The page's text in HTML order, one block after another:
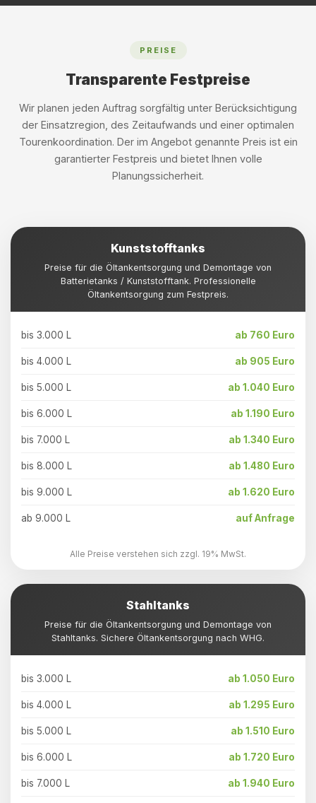
PREISE
Transparente Festpreise
Wir planen jeden Auftrag sorgfältig unter Berücksichtigung
der Einsatzregion, des Zeitaufwands und einer optimalen
Tourenkoordination. Der im Angebot genannte Preis ist ein
garantierter Festpreis und bietet Ihnen volle
Planungssicherheit.
Kunststofftanks
Preise für die Öltankentsorgung und Demontage von
Batterietanks / Kunststofftank. Professionelle
Öltankentsorgung zum Festpreis.
bis 3.000 L ab 760 Euro
bis 4.000 L ab 905 Euro
bis 5.000 L ab 1.040 Euro
bis 6.000 L ab 1.190 Euro
bis 7.000 L ab 1.340 Euro
bis 8.000 L ab 1.480 Euro
bis 9.000 L ab 1.620 Euro
ab 9.000 L auf Anfrage
Alle Preise verstehen sich zzgl. 19% MwSt.
Stahltanks
Preise für die Öltankentsorgung und Demontage von
Stahltanks. Sichere Öltankentsorgung nach WHG.
bis 3.000 L ab 1.050 Euro
bis 4.000 L ab 1.295 Euro
bis 5.000 L ab 1.510 Euro
bis 6.000 L ab 1.720 Euro
bis 7.000 L ab 1.940 Euro